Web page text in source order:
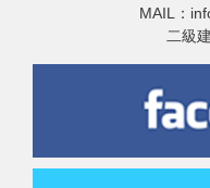
MAIL：
二級